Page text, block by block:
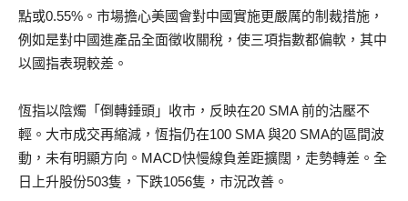
點或0.55%。市場擔心美國會對中國實施更嚴厲的制裁措施，
例如是對中國進產品全面徵收關稅，使三項指數都偏軟，其中
以國指表現較差。
恆指以陰燭「倒轉錘頭」收市，反映在20 SMA 前的沽壓不
輕。大市成交再縮減，恆指仍在100 SMA 與20 SMA的區間波
動，未有明顯方向。MACD快慢線負差距擴闊，走勢轉差。全
日上升股份503隻，下跌1056隻，市況改善。